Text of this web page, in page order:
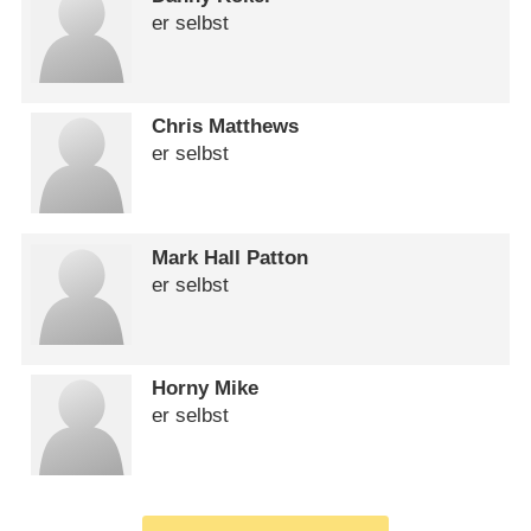
er selbst
Chris Matthews
er selbst
Mark Hall Patton
er selbst
Horny Mike
er selbst